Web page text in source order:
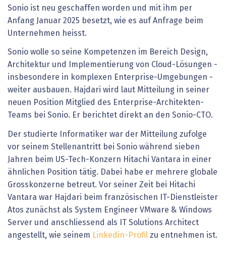
Sonio ist neu geschaffen worden und mit ihm per
Anfang Januar 2025 besetzt, wie es auf Anfrage beim
Unternehmen heisst.
Sonio wolle so seine Kompetenzen im Bereich Design,
Architektur und Implementierung von Cloud-Lösungen -
insbesondere in komplexen Enterprise-Umgebungen -
weiter ausbauen. Hajdari wird laut Mitteilung in seiner
neuen Position Mitglied des Enterprise-Architekten-
Teams bei Sonio. Er berichtet direkt an den Sonio-CTO.
Der studierte Informatiker war der Mitteilung zufolge
vor seinem Stellenantritt bei Sonio während sieben
Jahren beim US-Tech-Konzern Hitachi Vantara in einer
ähnlichen Position tätig. Dabei habe er mehrere globale
Grosskonzerne betreut. Vor seiner Zeit bei Hitachi
Vantara war Hajdari beim französischen IT-Dienstleister
Atos zunächst als System Engineer VMware & Windows
Server und anschliessend als IT Solutions Architect
angestellt, wie seinem Linkedin-Profil zu entnehmen ist.